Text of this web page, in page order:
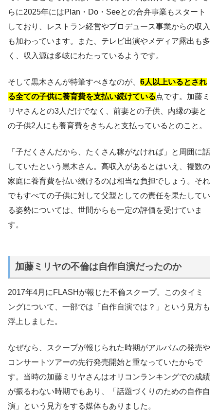
らに2025年にはPlan・Do・Seeとの合弁事業もスタート
しており、レストラン経営やプロデュース事業からの収入
も加わっています。また、テレビ出演やメディア露出も多
く、収入源は多岐にわたっているようです。
そして黒木さんが特筆すべきなのが、 6人以上いるとされ
る全ての子供に養育費を支払い続けている点です。加藤ミ
リヤさんとの3人だけでなく、前妻との子供、内縁の妻と
の子供2人にも養育費をきちんと支払っているとのこと。
「子だくさんだから、たくさん稼がなければ」と周囲に話
していたという黒木さん。高収入があるとはいえ、複数の
家庭に養育費を払い続けるのは相当な負担でしょう。それ
でもすべての子供に対して父親としての責任を果たしてい
る姿勢については、世間からも一定の評価を受けていま
す。
加藤ミリヤの不倫は自作自演だったのか
2017年4月にFLASHが報じた不倫スクープ。このタイミ
ングについて、一部では「自作自演では？」という見方も
浮上しました。
なぜなら、スクープが報じられた時期がアルバムの発売や
コンサートツアーの先行発売開始と重なっていたからで
す。当時の加藤ミリヤさんはオリコンランキングでの成績
が振るわない時期でもあり、「話題づくりのための自作自
演」という見方をする媒体もありました。